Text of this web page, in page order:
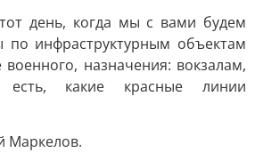
день, когда мы с вами будем
по инфраструктурным объектам
военного, назначения: вокзалам,
какие красные линии
Маркелов.